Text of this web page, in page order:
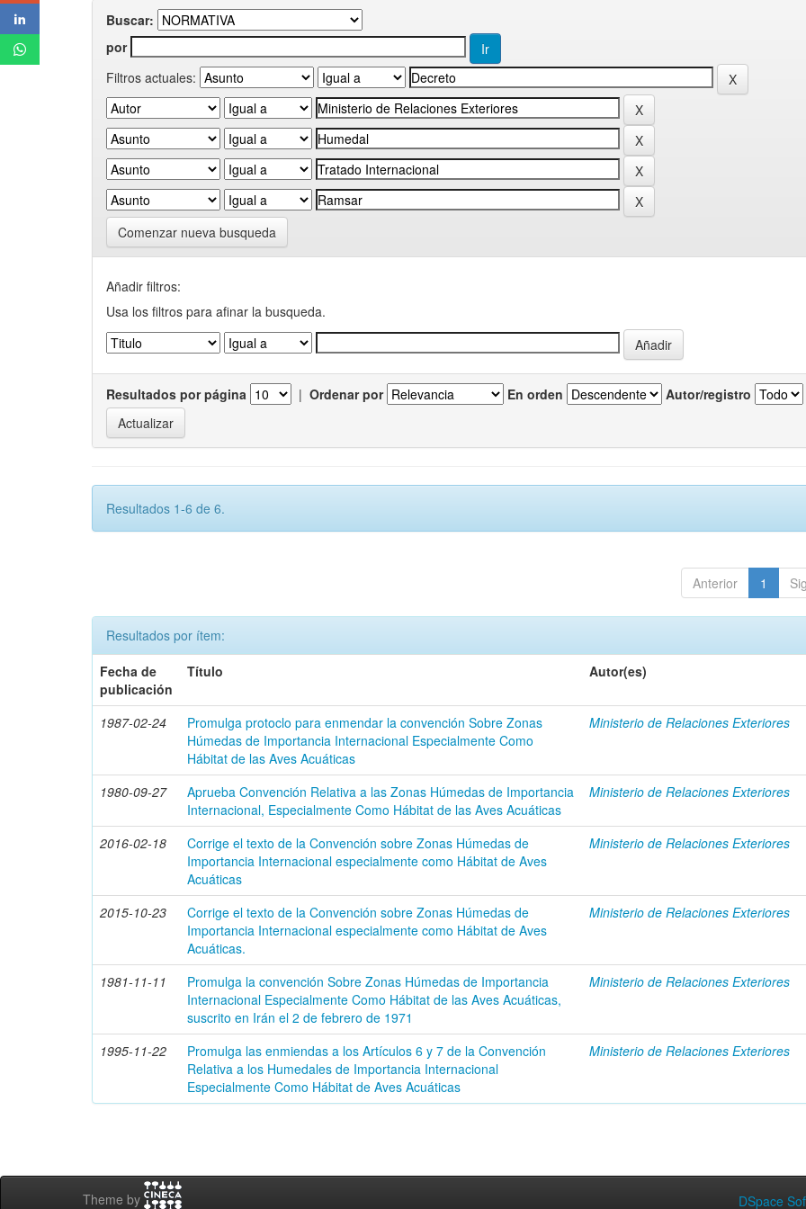
Buscar:
por
Filtros actuales:
Comenzar nueva busqueda
Añadir filtros:
Usa los filtros para afinar la busqueda.
Resultados por página | Ordenar por En orden Autor/registro
Resultados 1-6 de 6.
Anterior 1
Resultados por ítem:
Fecha de
publicación
Título Autor(es)
1987-02-24
Promulga protoclo para enmendar la convención Sobre Zonas
Húmedas de Importancia Internacional Especialmente Como
Hábitat de las Aves Acuáticas
Ministerio de Relaciones Exteriores
1980-09-27
Aprueba Convención Relativa a las Zonas Húmedas de Importancia
Internacional, Especialmente Como Hábitat de las Aves Acuáticas
Ministerio de Relaciones Exteriores
2016-02-18
Corrige el texto de la Convención sobre Zonas Húmedas de
Importancia Internacional especialmente como Hábitat de Aves
Acuáticas
Ministerio de Relaciones Exteriores
2015-10-23
Corrige el texto de la Convención sobre Zonas Húmedas de
Importancia Internacional especialmente como Hábitat de Aves
Acuáticas.
Ministerio de Relaciones Exteriores
1981-11-11
Promulga la convención Sobre Zonas Húmedas de Importancia
Internacional Especialmente Como Hábitat de las Aves Acuáticas,
suscrito en Irán el 2 de febrero de 1971
Ministerio de Relaciones Exteriores
1995-11-22
Promulga las enmiendas a los Artículos 6 y 7 de la Convención
Relativa a los Humedales de Importancia Internacional
Especialmente Como Hábitat de Aves Acuáticas
Ministerio de Relaciones Exteriores
Theme by DSpace